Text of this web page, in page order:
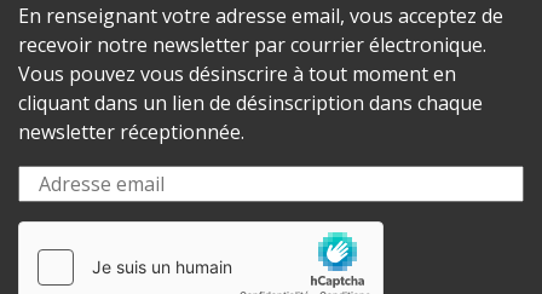
En renseignant votre adresse email, vous acceptez de
recevoir notre newsletter par courrier électronique.
Vous pouvez vous désinscrire à tout moment en
cliquant dans un lien de désinscription dans chaque
newsletter réceptionnée.